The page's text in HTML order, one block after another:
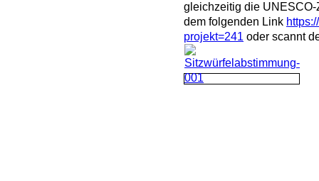
gleichzeitig die
dem folgenden Link
projekt=241 oder scannt